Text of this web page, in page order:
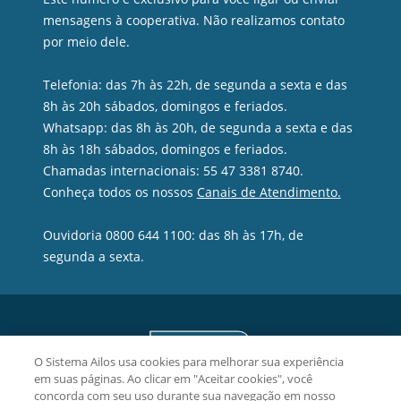
mensagens à cooperativa. Não realizamos contato
por meio dele.
Telefonia: das 7h às 22h, de segunda a sexta e das
8h às 20h sábados, domingos e feriados.
Whatsapp: das 8h às 20h, de segunda a sexta e das
8h às 18h sábados, domingos e feriados.
Chamadas internacionais: 55 47 3381 8740.
Conheça todos os nossos Canais de Atendimento.
Ouvidoria 0800 644 1100: das 8h às 17h, de
segunda a sexta.
O Sistema Ailos usa cookies para melhorar sua experiência
em suas páginas. Ao clicar em "Aceitar cookies", você
concorda com seu uso durante sua navegação em nosso